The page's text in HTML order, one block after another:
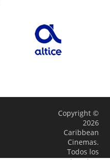
Copyright ©
2026
Caribbean
Cinemas.
Todos los